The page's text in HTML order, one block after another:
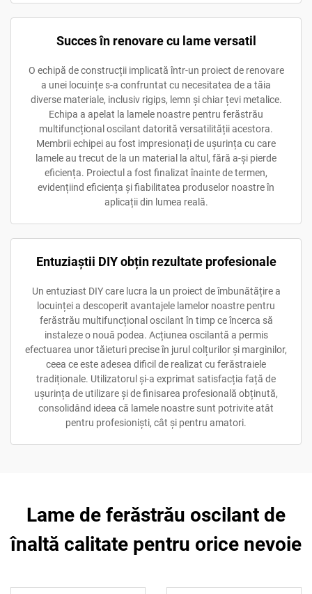
Succes în renovare cu lame versatil
O echipă de construcții implicată într-un proiect de renovare
a unei locuințe s-a confruntat cu necesitatea de a tăia
diverse materiale, inclusiv rigips, lemn și chiar țevi metalice.
Echipa a apelat la lamele noastre pentru ferăstrău
multifuncțional oscilant datorită versatilității acestora.
Membrii echipei au fost impresionați de ușurința cu care
lamele au trecut de la un material la altul, fără a-și pierde
eficiența. Proiectul a fost finalizat înainte de termen,
evidențiind eficiența și fiabilitatea produselor noastre în
aplicații din lumea reală.
Entuziaștii DIY obțin rezultate profesionale
Un entuziast DIY care lucra la un proiect de îmbunătățire a
locuinței a descoperit avantajele lamelor noastre pentru
ferăstrău multifuncțional oscilant în timp ce încerca să
instaleze o nouă podea. Acțiunea oscilantă a permis
efectuarea unor tăieturi precise în jurul colțurilor și marginilor,
ceea ce este adesea dificil de realizat cu ferăstraiele
tradiționale. Utilizatorul și-a exprimat satisfacția față de
ușurința de utilizare și de finisarea profesională obținută,
consolidând ideea că lamele noastre sunt potrivite atât
pentru profesioniști, cât și pentru amatori.
Lame de ferăstrău oscilant de
înaltă calitate pentru orice nevoie